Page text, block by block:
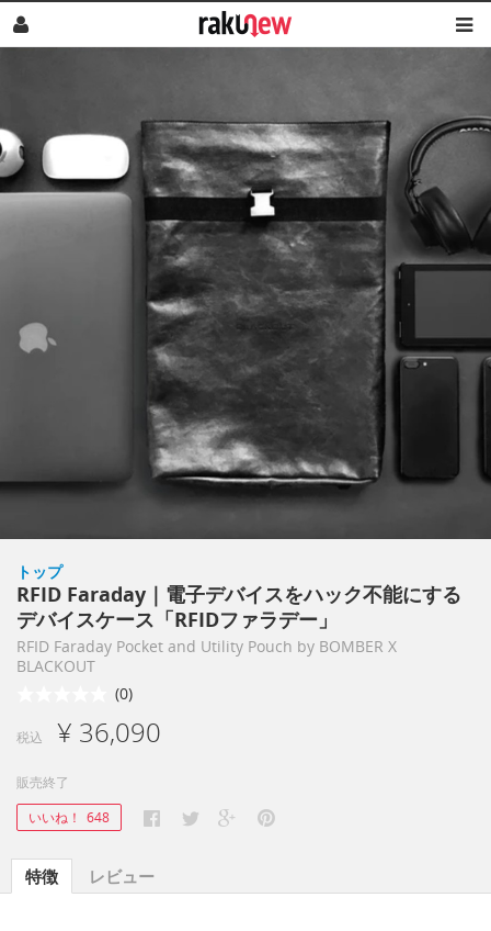
トップ
RFID Faraday｜電子デバイスをハック不能にする
デバイスケース「RFIDファラデー」
RFID Faraday Pocket and Utility Pouch by BOMBER X
BLACKOUT
(0)
税込 ¥ 36,090
販売終了
いいね！ 648
特徴 レビュー